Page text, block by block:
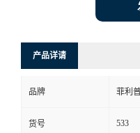
产品详请
品牌 菲利
货号 533